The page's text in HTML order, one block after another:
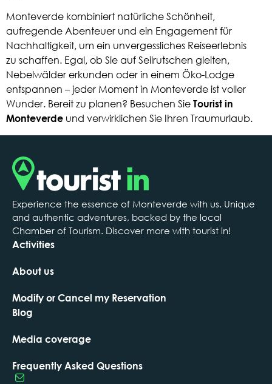
Monteverde kombiniert natürliche Schönheit,
aufregende Abenteuer und ein Engagement für
Nachhaltigkeit, um ein unvergessliches Reiseerlebnis
zu schaffen. Egal, ob Sie auf Seilrutschen gleiten,
Nebelwälder erkunden oder in einem Öko-Lodge
entspannen – jeder Moment in Monteverde ist voller
Wunder. Bereit zu planen? Besuchen Sie Tourist in
Monteverde und verwirklichen Sie Ihren Traumurlaub.
Experience the essence of Monteverde with us. Unique
and authentic adventures, backed by the local
Chamber of Tourism. Discover more with tourist in!
Activities
About us
Modify or Cancel my Reservation
Blog
Media coverage
Frequently Asked Questions